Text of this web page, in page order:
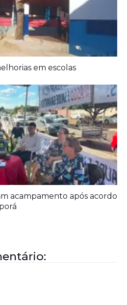
em escolas